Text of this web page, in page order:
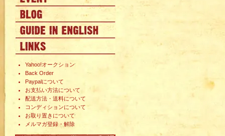
Yahoo!オークション
Back Order
Paypalについて
お支払い方法について
配送方法・送料について
コンディションについて
お取り置きについて
メルマガ登録・解除